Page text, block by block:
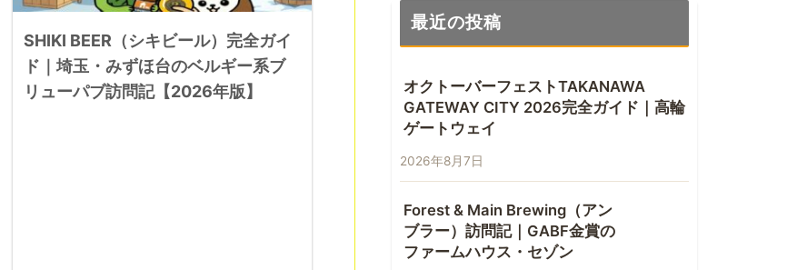
SHIKI BEER（シキビール）完全ガイ
ド｜埼玉・みずほ台のベルギー系ブ
リューパブ訪問記【2026年版】
最近の投稿
オクトーバーフェストTAKANAWA
GATEWAY CITY 2026完全ガイド｜高輪
ゲートウェイ
2026年8月7日
Forest & Main Brewing（アン
ブラー）訪問記｜GABF金賞の
ファームハウス・セゾン